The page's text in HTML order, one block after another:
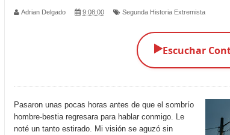
Gobiernan a los Vivos
a Plena Luz
de mi Enemigo
del Infierno
Adrian Delgado 9:08:00 Segunda Historia Extremista
▶️Escuchar
Pasaron unas pocas horas antes de que el sombrío
hombre-bestia regresara para hablar conmigo. Le
noté un tanto estirado. Mi visión se aguzó sin